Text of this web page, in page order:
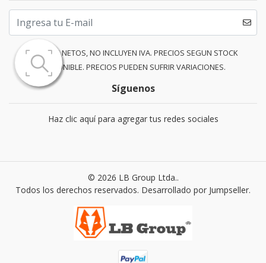
PRECIOS NETOS, NO INCLUYEN IVA. PRECIOS SEGUN STOCK
DISPONIBLE. PRECIOS PUEDEN SUFRIR VARIACIONES.
Síguenos
Haz clic aquí para agregar tus redes sociales
© 2026 LB Group Ltda..
Todos los derechos reservados. Desarrollado por Jumpseller.